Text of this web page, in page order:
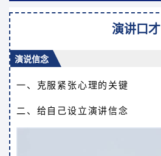
演讲口才
演说信念
一、克服紧张心理的关键
二、给自己设立演讲信念